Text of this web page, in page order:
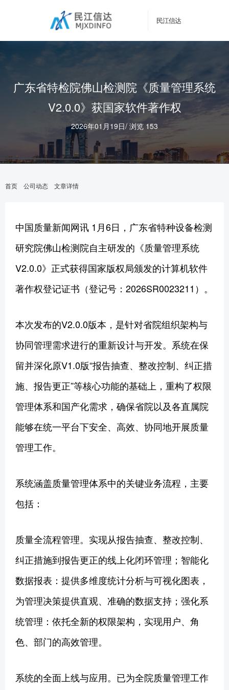
民江信达
广东省特检院佛山检测院《质量管理系统
V2.0.0》获国家软件著作权
2026年01月19日/ 浏览 153
首页 公司动态 文章详情
中国质量新闻网讯 1月6日，广东省特种设备检测
研究院佛山检测院自主研发的《质量管理系统
V2.0.0》正式获得国家版权局颁发的计算机软件
著作权登记证书（登记号：2026SR0023211）。
本次发布的V2.0.0版本，是针对省院组织架构与
协同管理需求进行的重新设计与开发。系统在保
留并深化原V1.0版“报告抽查、整改控制、纠正措
施、报告更正”等核心功能的基础上，重构了权限
管理体系和国产化需求，确保省院以及各直属院
能够在统一平台下安全、高效、协同地开展质量
管理工作。
系统涵盖质量管理体系中的关键业务流程，主要
包括：
质量全流程管理。实现从报告抽查、整改控制、
纠正措施到报告更正的线上化闭环管理；智能化
数据报表：提供多维度统计分析与可视化图表，
为管理决策提供直观、准确的数据支持；强化系
统管理：依托全新的权限架构，实现用户、角
色、部门的高效管理。
系统的全面上线与应用。已为全院质量管理工作